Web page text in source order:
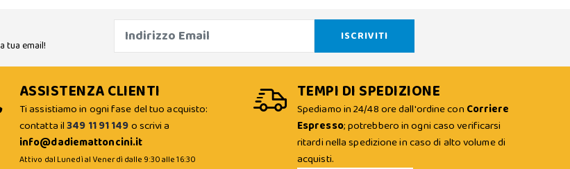
tua email!
ASSISTENZA CLIENTI
Ti assistiamo in ogni fase del tuo acquisto:
contatta il349 11 91 149o scrivi a
info@dadiemattoncini.it
Attivo dal Lunedì al Venerdì dalle 9:30 alle 16:30
TEMPI DI SPEDIZIONE
Spediamo in 24/48 ore dall'ordine con Corriere
Espresso; potrebbero in ogni caso verificarsi
ritardi nella spedizione in caso di alto volume di
acquisti.